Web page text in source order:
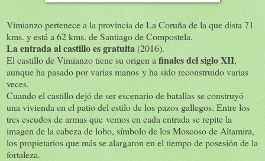
Vimianzo pertenece a la provincia de La Coruña de la que dista 71
kms. y está a 62 kms. de Santiago de Compostela.
La entrada al castillo es gratuita(2016).
El castillo de Vimianzo tiene su origen a finales del siglo XII,
aunque ha pasado por varias manos y ha sido reconstruido varias
veces.
Cuando el castillo dejó de ser escenario de batallas se construyó
una vivienda en el patio del estilo de los pazos gallegos. Entre los
tres escudos de armas que vemos en cada entrada se repite la
imagen de la cabeza de lobo, símbolo de los Moscoso de Altamira,
los propietarios que más se alargaron en el tiempo de posesión de la
fortaleza.